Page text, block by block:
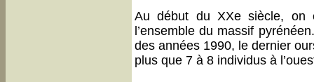
Au début du XXe siècle, on
l’ensemble du massif
des années 1990, le dernier
plus que 7 à 8 individus à